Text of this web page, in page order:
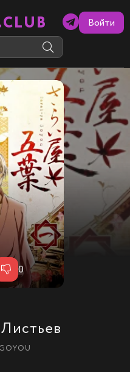
Войти
0